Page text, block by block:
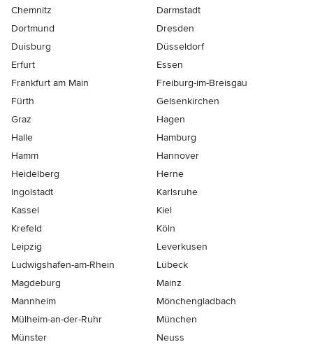
Chemnitz
Darmstadt
Dortmund
Dresden
Duisburg
Düsseldorf
Erfurt
Essen
Frankfurt am Main
Freiburg-im-Breisgau
Fürth
Gelsenkirchen
Graz
Hagen
Halle
Hamburg
Hamm
Hannover
Heidelberg
Herne
Ingolstadt
Karlsruhe
Kassel
Kiel
Krefeld
Köln
Leipzig
Leverkusen
Ludwigshafen-am-Rhein
Lübeck
Magdeburg
Mainz
Mannheim
Mönchen­gladbach
Mülheim-an-der-Ruhr
München
Münster
Neuss